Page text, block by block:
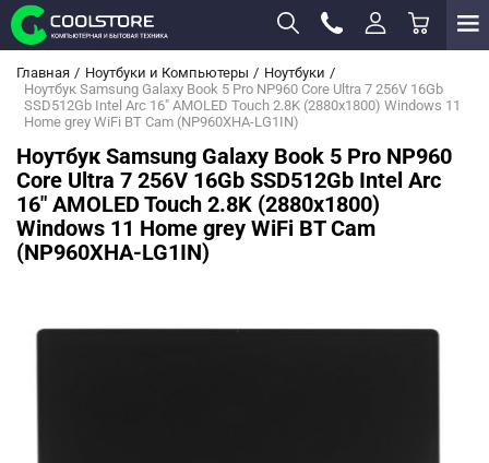
Главная Ноутбуки и Компьютеры
Ноутбуки
Ноутбук Samsung Galaxy Book 5 Pro NP960 Core Ultra 7 256V 16Gb
SSD512Gb Intel Arc 16" AMOLED Touch 2.8K (2880x1800) Windows 11
Home grey WiFi BT Cam (NP960XHA-LG1IN)
Ноутбук Samsung Galaxy Book 5 Pro NP960
Core Ultra 7 256V 16Gb SSD512Gb Intel Arc
16" AMOLED Touch 2.8K (2880x1800)
Windows 11 Home grey WiFi BT Cam
(NP960XHA-LG1IN)